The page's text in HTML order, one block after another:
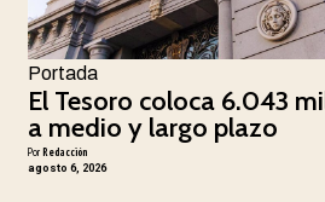
Portada
El Tesoro coloca 6.043
a medio y largo plazo
PorRedacción
agosto 6, 2026